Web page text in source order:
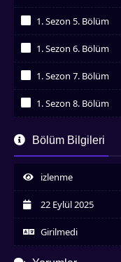
1. Sezon 5. Bölüm
1. Sezon 6. Bölüm
1. Sezon 7. Bölüm
1. Sezon 8. Bölüm
İzledim
İzledim
1. Sezon 10. Bölüm
İzledim
Bölüm Bilgileri
izlenme
22 Eylül 2025
Girilmedi